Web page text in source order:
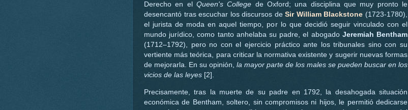
Derecho en el Queen's College de Oxford; una disciplina que muy pronto le
desencantó tras escuchar los discursos deSir William Blackstone (1723-1780),
el jurista de moda en aquel tiempo, por lo que decidió seguir vinculado con el
mundo jurídico, como tanto anhelaba su padre, el abogado Jeremiah Bentham
(1712–1792), pero no con el ejercicio práctico ante los tribunales sino con su
vertiente más teórica, para criticar la normativa existente y sugerir nuevas formas
de mejorarla. En su opinión, la mayor parte de los males se pueden buscar en los
vicios de las leyes [2].
Precisamente, tras la muerte de su padre en 1792, la desahogada situación
económica de Bentham, soltero, sin compromisos ni hijos, le permitió dedicarse